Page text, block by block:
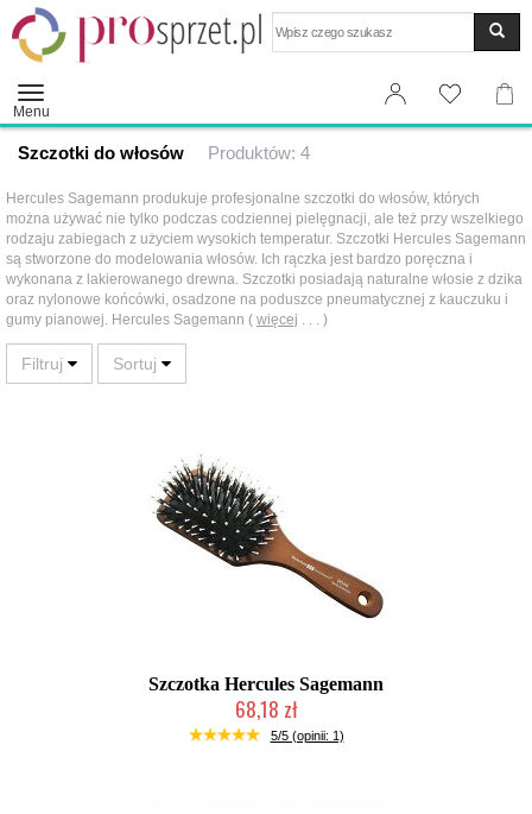
Menu
Szczotki do włosów Produktów: 4
Hercules Sagemann produkuje profesjonalne szczotki do włosów, których
można używać nie tylko podczas codziennej pielęgnacji, ale też przy wszelkiego
rodzaju zabiegach z użyciem wysokich temperatur. Szczotki Hercules Sagemann
są stworzone do modelowania włosów. Ich rączka jest bardzo poręczna i
wykonana z lakierowanego drewna. Szczotki posiadają naturalne włosie z dzika
oraz nylonowe końcówki, osadzone na poduszce pneumatycznej z kauczuku i
gumy pianowej. Hercules Sagemann ( więcej . . . )
Szczotka Hercules Sagemann
68,18 zł
Mała ilość (wysyłka w 24h)
5/5 (opinii: 1)